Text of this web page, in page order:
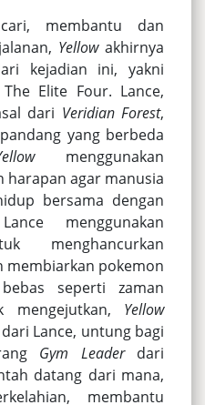
membantu dan
Yellowakhirnya
kejadian ini, yakni
Elite Four. Lance,
dari Veridian Forest,
yang berbeda
menggunakan
harapan agar manusia
bersama dengan
menggunakan
menghancurkan
membiarkan pokemon
seperti zaman
mengejutkan, Yellow
Lance, untung bagi
Gym Leaderdari
datang dari mana,
membantu